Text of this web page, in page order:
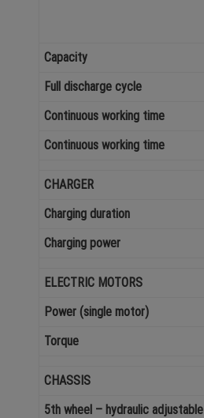
Capacity
Full discharge cycle
Continuous working time
Continuous working time
CHARGER
Charging duration
Charging power
ELECTRIC MOTORS
Power (single motor)
Torque
CHASSIS
5th wheel – hydraulic adjustable